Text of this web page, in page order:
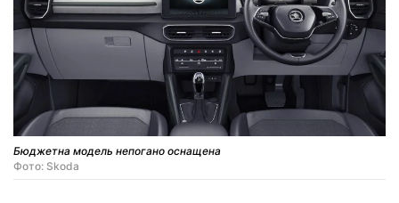
Бюджетна модель непогано оснащена
Фото: Skoda